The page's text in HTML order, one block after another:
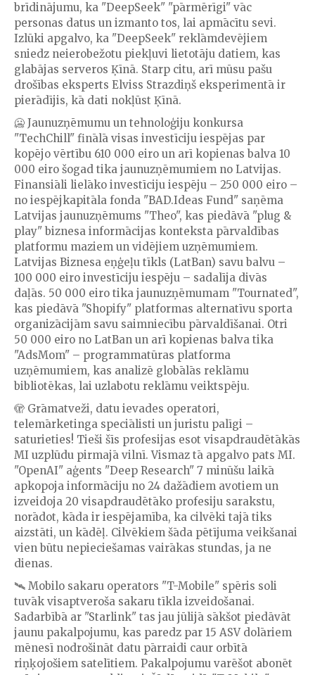
brīdinājumu, ka "DeepSeek" "pārmērīgi" vāc
personas datus un izmanto tos, lai apmācītu sevi.
Izlūki apgalvo, ka "DeepSeek" reklāmdevējiem
sniedz neierobežotu piekļuvi lietotāju datiem, kas
glabājas serveros Ķīnā. Starp citu, arī mūsu pašu
drošības eksperts Elviss Strazdiņš eksperimentā ir
pierādījis, kā dati nokļūst Ķīnā.
🥶 Jaunuzņēmumu un tehnoloģiju konkursa
"TechChill" finālā visas investīciju iespējas par
kopējo vērtību 610 000 eiro un arī kopienas balva 10
000 eiro šogad tika jaunuzņēmumiem no Latvijas.
Finansiāli lielāko investīciju iespēju – 250 000 eiro –
no iespējkapitāla fonda "BAD.Ideas Fund" saņēma
Latvijas jaunuzņēmums "Theo", kas piedāvā "plug &
play" biznesa informācijas konteksta pārvaldības
platformu maziem un vidējiem uzņēmumiem.
Latvijas Biznesa eņģeļu tīkls (LatBan) savu balvu –
100 000 eiro investīciju iespēju – sadalīja divās
daļās. 50 000 eiro tika jaunuzņēmumam "Tournated",
kas piedāvā "Shopify" platformas alternatīvu sporta
organizācijām savu saimniecību pārvaldīšanai. Otri
50 000 eiro no LatBan un arī kopienas balva tika
"AdsMom" – programmatūras platforma
uzņēmumiem, kas analizē globālās reklāmu
bibliotēkas, lai uzlabotu reklāmu veiktspēju.
🫣 Grāmatveži, datu ievades operatori,
telemārketinga speciālisti un juristu palīgi –
saturieties! Tieši šīs profesijas esot visapdraudētākās
MI uzplūdu pirmajā vilnī. Vismaz tā apgalvo pats MI.
"OpenAI" aģents "Deep Research" 7 minūšu laikā
apkopoja informāciju no 24 dažādiem avotiem un
izveidoja 20 visapdraudētāko profesiju sarakstu,
norādot, kāda ir iespējamība, ka cilvēki tajā tiks
aizstāti, un kādēļ. Cilvēkiem šāda pētījuma veikšanai
vien būtu nepieciešamas vairākas stundas, ja ne
dienas.
🛰️ Mobilo sakaru operators "T-Mobile" spēris soli
tuvāk visaptveroša sakaru tīkla izveidošanai.
Sadarbībā ar "Starlink" tas jau jūlijā sākšot piedāvāt
jaunu pakalpojumu, kas paredz par 15 ASV dolāriem
mēnesī nodrošināt datu pārraidi caur orbītā
riņķojošiem satelītiem. Pakalpojumu varēšot abonēt